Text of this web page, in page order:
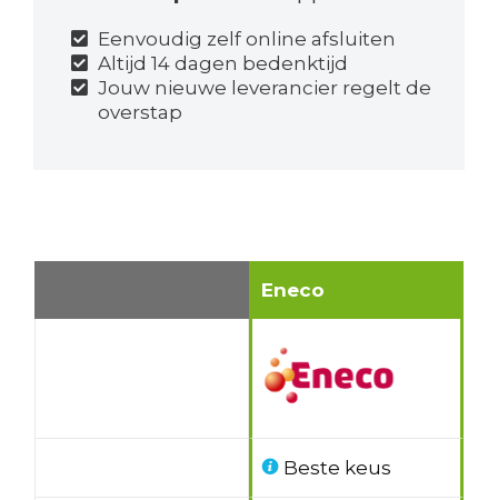
Eenvoudig zelf online afsluiten
Altijd 14 dagen bedenktijd
Jouw nieuwe leverancier regelt de
overstap
Eneco
Beste keus